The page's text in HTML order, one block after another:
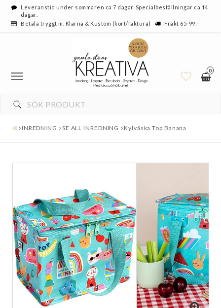
Leveranstid under sommaren ca 7 dagar. Specialbeställningar ca 14
dagar.
Betala tryggt m. Klarna & Kustom (kort/faktura)
Frakt 65-99:-
0
INREDNING SE ALL INREDNING Kylväska Top Banana